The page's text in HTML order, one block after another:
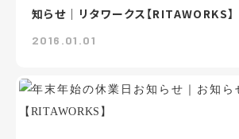
知らせ｜リタワークス【RITAWORKS】
2016.01.01